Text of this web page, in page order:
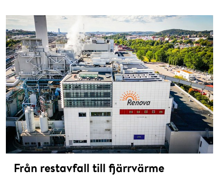
Från restavfall till fjärrvärme